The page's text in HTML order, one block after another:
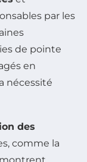
par les
de pointe
en
nécessité
des
comme la